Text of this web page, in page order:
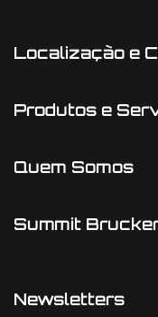
Localização e
Produtos e
Quem Somos
Summit
Newsletters